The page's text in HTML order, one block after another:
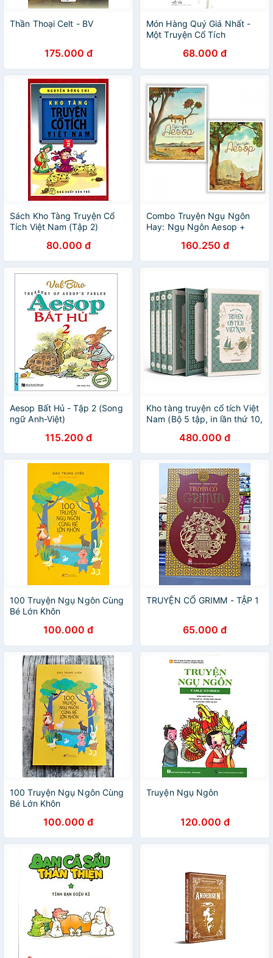
Thần Thoại Celt - BV
175.000 đ
Món Hàng Quý Giá Nhất -
Một Truyện Cổ Tích
68.000 đ
Sách Kho Tàng Truyện Cổ
Tích Việt Nam (Tập 2)
80.000 đ
Combo Truyện Ngụ Ngôn
Hay: Ngụ Ngôn Aesop +
Câu Chuyện Bị Lãng Quên (2
cuốn) - Tặng kèm Bookmark
Happy Life
160.250 đ
Aesop Bất Hủ - Tập 2 (Song
ngữ Anh-Việt)
115.200 đ
Kho tàng truyện cổ tích Việt
Nam (Bộ 5 tập, in lần thứ 10,
gốc, bao gồm 201 truyện
chính kèm phần nghiên cứu
và khảo dị)
480.000 đ
100 Truyện Ngụ Ngôn Cùng
Bé Lớn Khôn
100.000 đ
TRUYỆN CỔ GRIMM - TẬP 1
65.000 đ
100 Truyện Ngụ Ngôn Cùng
Bé Lớn Khôn
100.000 đ
Truyện Ngụ Ngôn
120.000 đ